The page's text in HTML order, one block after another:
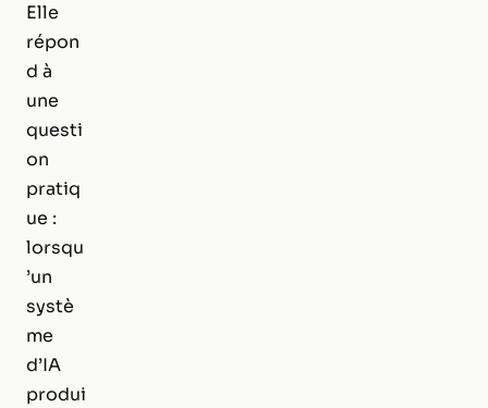
Elle
répon
d à
une
questi
on
pratiq
ue :
lorsqu
’un
systè
me
d’IA
produi